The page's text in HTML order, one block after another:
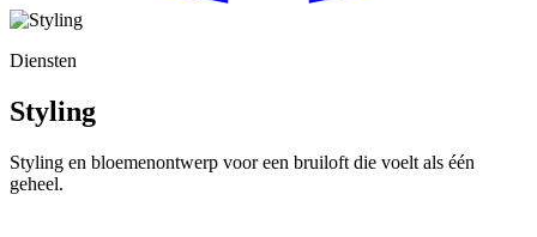
Diensten
Styling
Styling en bloemenontwerp voor een bruiloft die voelt als één
geheel.